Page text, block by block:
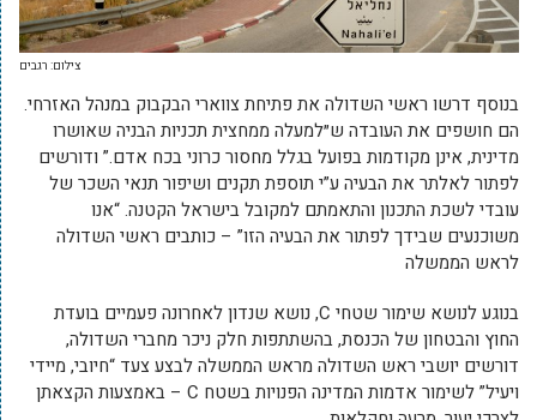
צילום: רגבים
בנוסף דרשו ראשי השדולה את פתיחת צווארי הבקבוק במנהל האזרחי.
הם חושפים את העובדה ש״למעלה ממחצית תכניות הבניה שאושרו
מדינית, אינן מקודמות בפועל בגלל מחסור כרוני בכח אדם.” ודורשים
לפתור לאלתר את הבעיה ע”י תוספת תקנים ושיפור תנאי השכר של
עובדי לשכת התכנון והתאמתם למקובל בישראל הקטנה. “אנו
משוכנעים שבידך לפתור את הבעיה הזו” – כותבים ראשי השדולה
לראש הממשלה
בנוגע לנושא שימור שטחי C, נושא שנדון לאחרונה פעמיים בועדת
החוץ והבטחון של הכנסת, בהשתתפות חלק ניכר מחברי השדולה,
דורשים יושבי ראש השדולה מראש הממשלה לבצע צעד “חיובי, מיידי
ויעיל” לשימור אדמות המדינה הפנויות בשטח C – באמצעות הקצאתן